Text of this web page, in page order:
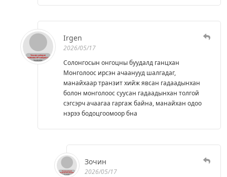
Irgen
2026/05/17
Солонгосын онгоцны буудалд ганцхан
Монголоос ирсэн ачаанууд шалгадаг,
манайхаар транзит хийж явсан гадаадынхан
болон монголоос суусан гадаадынхан толгой
сэгсэрч ачаагаа гаргаж байна, манайхан одоо
нэрээ бодоцгоомоор бна
Зочин
2026/05/17